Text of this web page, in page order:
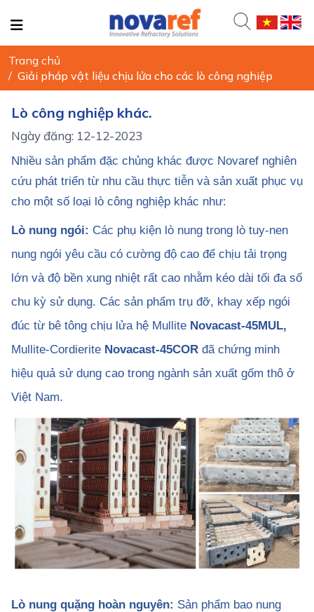
Trang chủ
/ Giải pháp vật liệu chịu lửa cho các lò công nghiệp
Lò công nghiệp khác.
Ngày đăng: 12-12-2023
Nhiều sản phẩm đặc chủng khác được Novaref nghiên
cứu phát triển từ nhu cầu thực tiễn và sản xuất phục vụ
cho một số loại lò công nghiệp khác như:
Lò nung ngói: Các phụ kiện lò nung trong lò tuy-nen
nung ngói yêu cầu có cường độ cao để chịu tải trọng
lớn và độ bền xung nhiệt rất cao nhằm kéo dài tối đa số
chu kỳ sử dụng. Các sản phẩm trụ đỡ, khay xếp ngói
đúc từ bê tông chịu lửa hệ Mullite Novacast-45MUL,
Mullite-Cordierite Novacast-45COR đã chứng minh
hiệu quả sử dụng cao trong ngành sản xuất gốm thô ở
Việt Nam.
Lò nung quặng hoàn nguyên: Sản phẩm bao nung